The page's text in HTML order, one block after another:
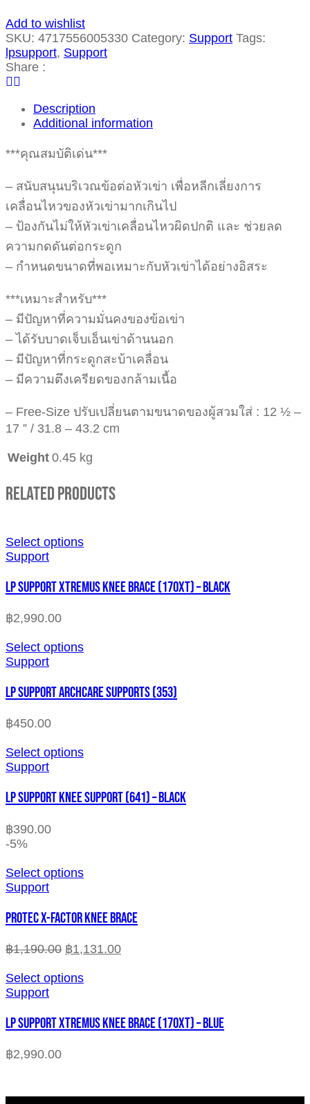
Add to wishlist
SKU: 4717556005330 Category: Support Tags:
lpsupport, Support
Share :
Description
Additional information
***คุณสมบัติเด่น***
– สนับสนุนบริเวณข้อต่อหัวเข่า เพื่อหลีกเลี่ยงการ
เคลื่อนไหวของหัวเข่ามากเกินไป
– ป้องกันไม่ให้หัวเข่าเคลื่อนไหวผิดปกติ และ ช่วยลด
ความกดดันต่อกระดูก
– กำหนดขนาดที่พอเหมาะกับหัวเข่าได้อย่างอิสระ
***เหมาะสำหรับ***
– มีปัญหาที่ความมั่นคงของข้อเข่า
– ได้รับบาดเจ็บเอ็นเข่าด้านนอก
– มีปัญหาที่กระดูกสะบ้าเคลื่อน
– มีความตึงเครียดของกล้ามเนื้อ
– Free-Size ปรับเปลี่ยนตามขนาดของผู้สวมใส่ : 12 ½ –
17 ” / 31.8 – 43.2 cm
Weight 0.45 kg
Related Products
Select options
Support
LP SUPPORT XTREMUS KNEE BRACE (170XT) – BLACK
฿2,990.00
Select options
Support
LP SUPPORT ARCHCARE SUPPORTS (353)
฿450.00
Select options
Support
LP SUPPORT KNEE SUPPORT (641) – BLACK
฿390.00
-5%
Select options
Support
PROTEC X-FACTOR KNEE BRACE
฿1,190.00 ฿1,131.00
Select options
Support
LP SUPPORT XTREMUS KNEE BRACE (170XT) – BLUE
฿2,990.00